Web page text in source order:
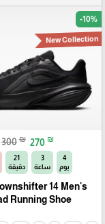
-10%
New Collection
300 ₪ 270 ₪
4
يوم
3
ساعة
21
دقيقة
14 Men's
Running Shoe